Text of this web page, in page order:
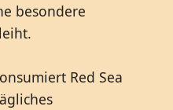
besondere
Red Sea